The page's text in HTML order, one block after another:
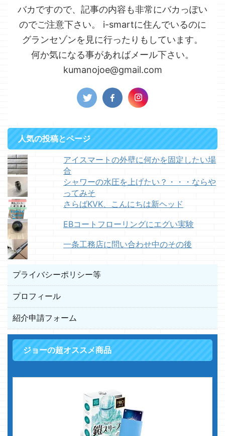
バカですので、記事の内容も非常にバカっぽい
のでご注意下さい。 i-smartに住んでいるのに
グランセゾンを見に行ったりもしています。
何か気になる事があればメール下さい。
kumanojoe@gmail.com
人気の投稿とページ
アイスマートの外壁に何かを固定したい場
合
シャワーの水圧を上げたい？・・・ならや
ってみそ
さらばKVK、こんにちは新ヘッド
EBコートフローリングにエグい実験
一条工務店に問い合わせ中のその後
プライバシーポリシー等
プロフィール
紹介申請フォーム
ジョーの超オススメ商品